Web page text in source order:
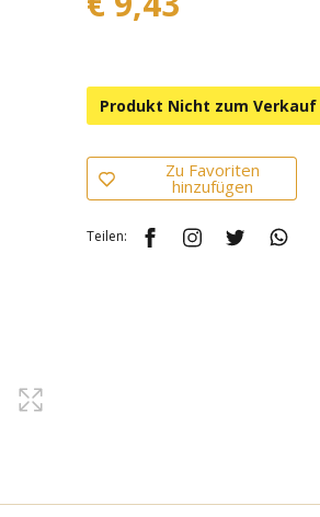
Produkt Nicht zum Verkauf
Zu Favoriten
hinzufügen
Teilen: